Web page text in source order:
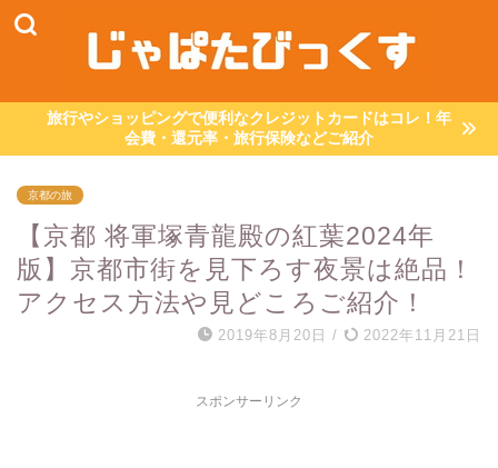
旅行やショッピングで便利なクレジットカードはコレ！年
会費・還元率・旅行保険などご紹介
京都の旅
【京都 将軍塚青龍殿の紅葉2024年
版】京都市街を見下ろす夜景は絶品！
アクセス方法や見どころご紹介！
2019年8月20日 / 2022年11月21日
スポンサーリンク